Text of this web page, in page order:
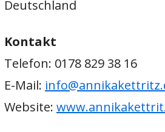
Deutschland
Kontakt
Telefon: 0178 829 38 16
E-Mail:
Website: